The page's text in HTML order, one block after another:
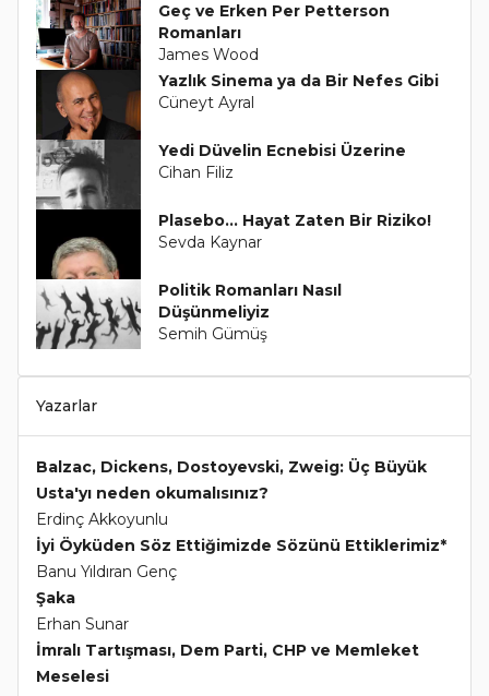
Geç ve Erken Per Petterson
Romanları
James Wood
Yazlık Sinema ya da Bir Nefes Gibi
Cüneyt Ayral
Yedi Düvelin Ecnebisi Üzerine
Cihan Filiz
Plasebo... Hayat Zaten Bir Riziko!
Sevda Kaynar
Politik Romanları Nasıl
Düşünmeliyiz
Semih Gümüş
Yazarlar
Balzac, Dickens, Dostoyevski, Zweig: Üç Büyük
Usta'yı neden okumalısınız?
Erdinç Akkoyunlu
İyi Öyküden Söz Ettiğimizde Sözünü Ettiklerimiz*
Banu Yıldıran Genç
Şaka
Erhan Sunar
İmralı Tartışması, Dem Parti, CHP ve Memleket
Meselesi